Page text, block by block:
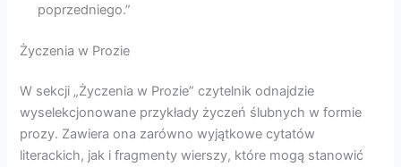
poprzedniego.”
Życzenia w Prozie
W sekcji „Życzenia w Prozie” czytelnik odnajdzie
wyselekcjonowane przykłady życzeń ślubnych w formie
prozy. Zawiera ona zarówno wyjątkowe cytatów
literackich, jak i fragmenty wierszy, które mogą stanowić